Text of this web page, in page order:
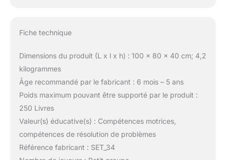
Fiche technique
Dimensions du produit (L x l x h) : 100 x 80 x 40 cm; 4,2
kilogrammes
Âge recommandé par le fabricant : 6 mois – 5 ans
Poids maximum pouvant être supporté par le produit :
250 Livres
Valeur(s) éducative(s) : Compétences motrices,
compétences de résolution de problèmes
Référence fabricant : SET_34